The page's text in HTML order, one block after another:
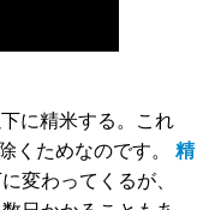
に精米する。これ
くためなのです。
精
変わってくるが、